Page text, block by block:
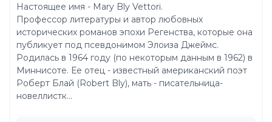
Настоящее имя - Mary Bly Vettori.
Профессор литературы и автор любовных
исторических романов эпохи Регенства, которые она
публикует под псевдонимом Элоиза Джеймс.
Родилась в 1964 году (по некоторым данным в 1962) в
Миннисоте. Ее отец - известный американский поэт
Роберт Блай (Robert Bly), мать - писательница-
новеллистк...